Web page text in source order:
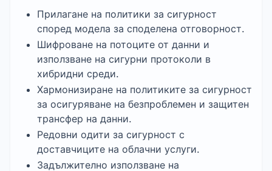
Прилагане на политики за сигурност
според модела за споделена отговорност.
Шифроване на потоците от данни и
използване на сигурни протоколи в
хибридни среди.
Хармонизиране на политиките за сигурност
за осигуряване на безпроблемен и защитен
трансфер на данни.
Редовни одити за сигурност с
доставчиците на облачни услуги.
Задължително използване на